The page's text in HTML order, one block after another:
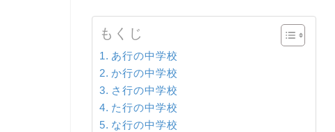
もくじ
あ行の中学校
か行の中学校
さ行の中学校
た行の中学校
な行の中学校